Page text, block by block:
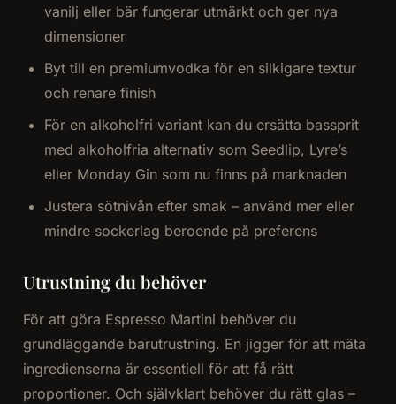
vanilj eller bär fungerar utmärkt och ger nya
dimensioner
Byt till en premiumvodka för en silkigare textur
och renare finish
För en alkoholfri variant kan du ersätta bassprit
med alkoholfria alternativ som Seedlip, Lyre’s
eller Monday Gin som nu finns på marknaden
Justera sötnivån efter smak – använd mer eller
mindre sockerlag beroende på preferens
Utrustning du behöver
För att göra Espresso Martini behöver du
grundläggande barutrustning. En jigger för att mäta
ingredienserna är essentiell för att få rätt
proportioner. Och självklart behöver du rätt glas –